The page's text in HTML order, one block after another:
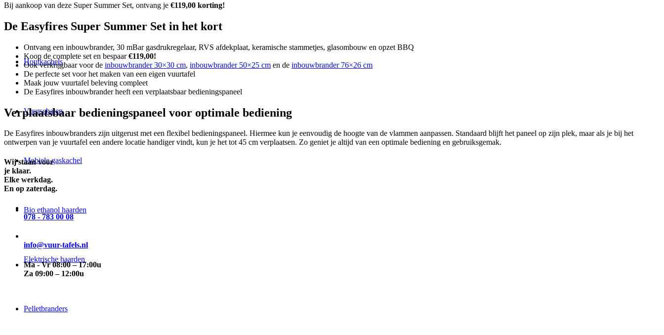
Houtkachels
Vuurschalen
Mobiele gaskachel
Bio ethanol haarden
Elektrische haarden
Pelletbranders
Bij aankoop van deze Super Summer Set, ontvang je €119,00 korting!
De Easyfires Super Summer Set in het kort
Ontvang een inbouwbrander, 30 mBar gasdrukregelaar, RVS afdekplaat, keramische stammetjes, glasombouw en opzet BBQ
Koop de complete set en bespaar€119,00!
Ook verkrijgbaar voor de inbouwbrander 30×30 cm, inbouwbrander 50×25 cm en de inbouwbrander 76×26 cm
De perfecte set voor het maken van een eigen vuurtafel
Maak jouw vuurtafel beleving compleet
De Easyfires inbouwbrander heeft een verplaatsbaar bedieningspaneel
Verplaatsbaar bedieningspaneel voor optimale bediening
De Easyfires inbouwbranders zijn uitgerust met een flexibel bedieningspaneel. Hiermee kun je eenvoudig de hoogte van de vlammen aanpassen. Standaard blijft het paneel op zijn plek, maar als je bij het
ontwerpen van je vuurtafel een andere locatie handiger vindt, kun je het tot 45 cm verplaatsen. Zo geniet je altijd van een optimale bediening en gebruiksgemak.
Wij staan voor
je klaar.
Elke werkdag.
En op zaterdag.
078 - 783 00 08
info@vuur-tafels.nl
Ma - Vr 08:00 – 17:00u
Za 09:00 – 12:00u